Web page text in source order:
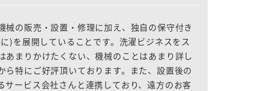
械の販売・設置・修理に加え、独自の保守付き
)を展開していることです。洗濯ビジネスをス
あまりかけたくない、機械のことはあまり詳し
ら特にご好評頂いております。また、設置後の
サービス会社さんと連携しており、遠方のお客